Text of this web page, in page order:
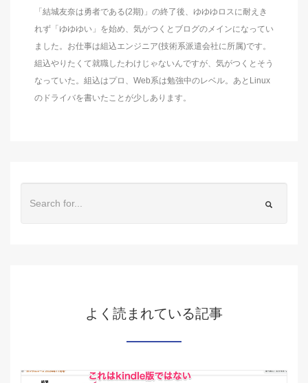
「結城友奈は勇者である(2期)」の終了後、ゆゆゆロスに耐えき
れず「ゆゆゆい」を始め、気がつくとブログのメインになってい
ました。お仕事は組込エンジニア(技術系派遣会社に所属)です。
組込やりたくて就職したわけじゃないんですが、気がつくとそう
なっていた。組込はプロ、Web系は勉強中のレベル。あとLinux
のドライバを書いたことが少しあります。
よく読まれている記事